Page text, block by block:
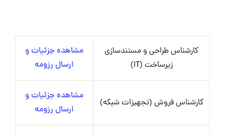
کارشناس طراحی و مستندسازی
زیرساخت (IT)
مشاهده جزئیات و
ارسال رزومه
کارشناس فروش (تجهیزات شبکه)
مشاهده جزئیات و
ارسال رزومه